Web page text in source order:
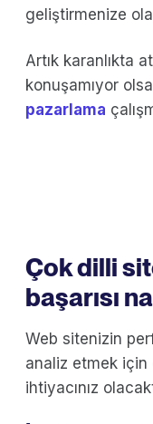
geliştirmenize
Artık karanlıkta
konuşamıyor
pazarlama
Çok dilli
başarısı
Web sitenizin
analiz etmek için
ihtiyacınız